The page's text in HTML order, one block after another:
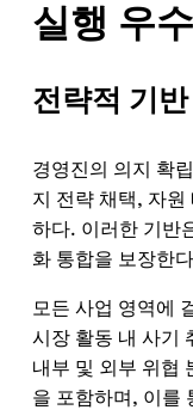
실행 우
전략적 기
경영진의 의지 확
지 전략 채택, 자원
하다. 이러한 기반
화 통합을 보장한
모든 사업 영역에
시장 활동 내 사기
내부 및 외부 위협
을 포함하며, 이를